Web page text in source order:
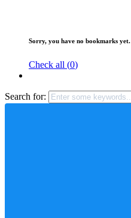
Sorry, you have no bookmarks yet.
Check all (0)
Search for: